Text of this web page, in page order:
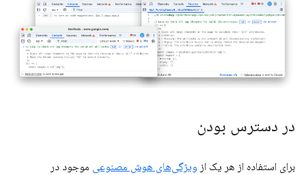
در دسترس بودن
برای استفاده از هر یک از ویژگی‌های هوش مصنوعی موجود در